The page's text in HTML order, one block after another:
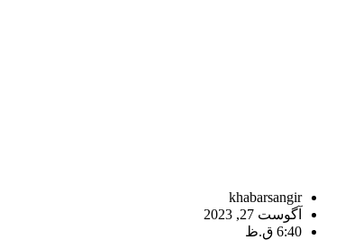
khabarsangir
آگوست 27, 2023
6:40 ق.ظ